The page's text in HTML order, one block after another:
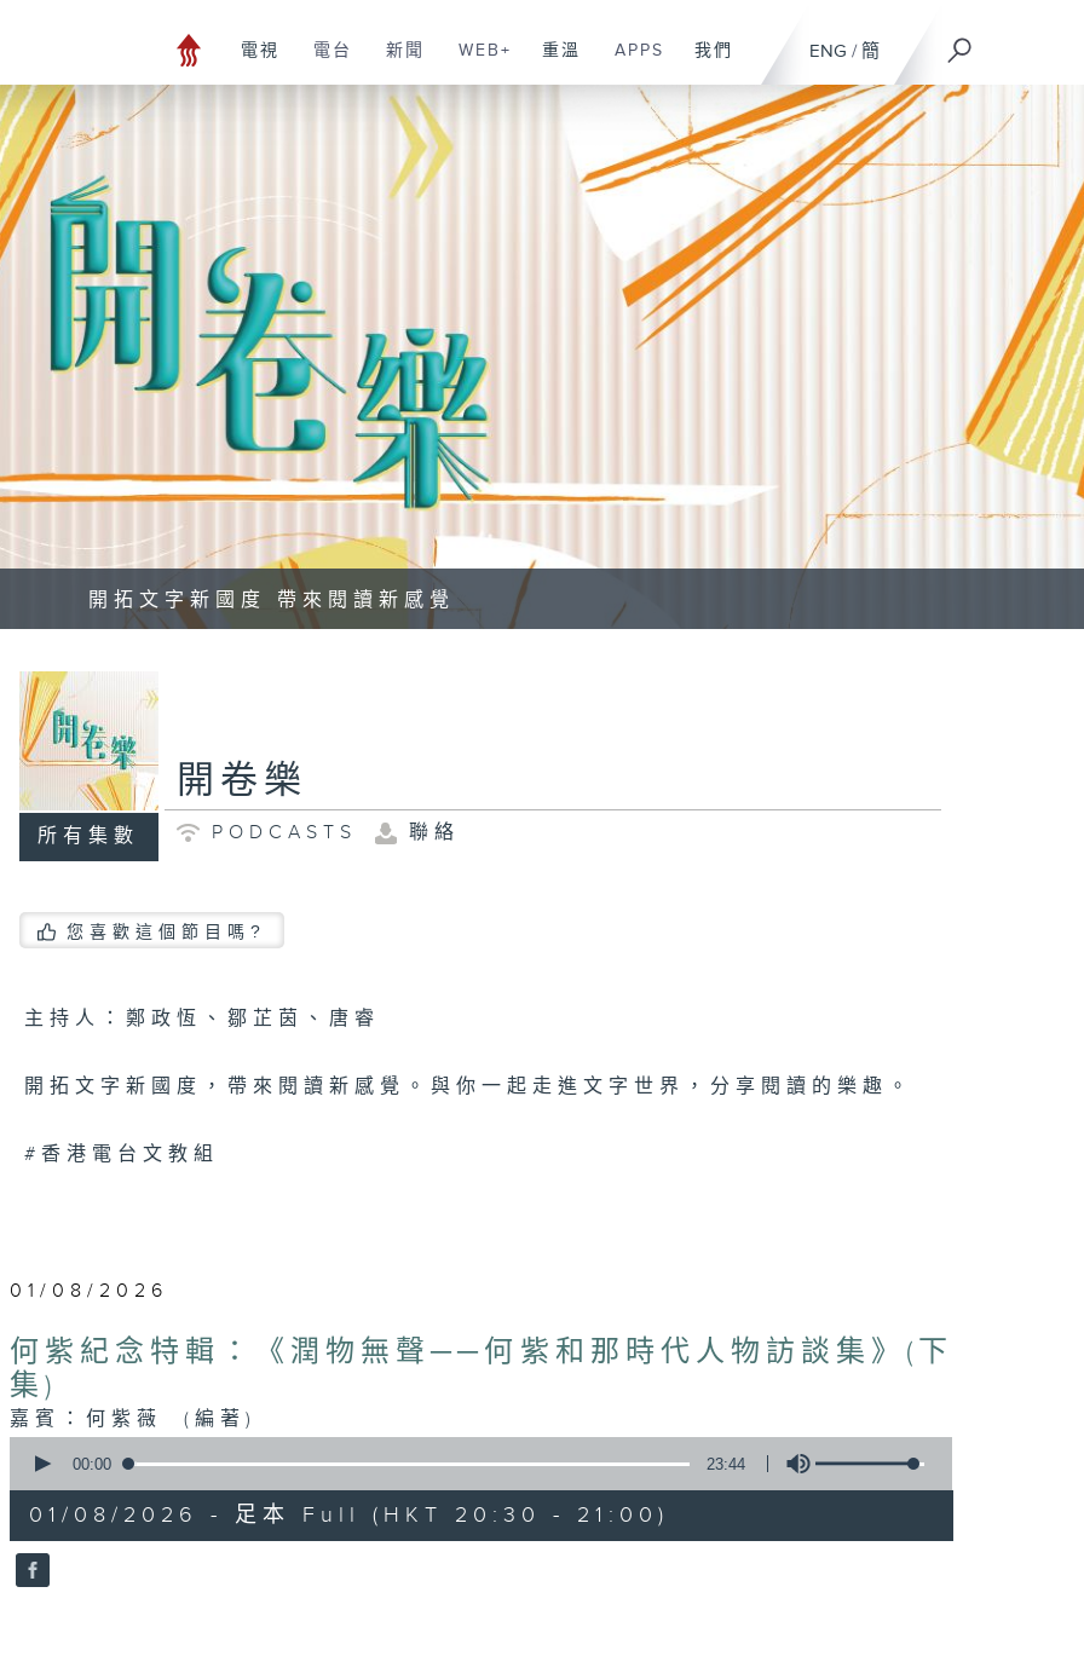
ENG / 簡
電視 電台 新聞 WEB+ 重溫 APPS 我們
開拓文字新國度 帶來閱讀新感覺
所有集數
開卷樂
PODCASTS 聯絡
您喜歡這個節目嗎?
主持人：鄭政恆、鄒芷茵、唐睿
開拓文字新國度，帶來閱讀新感覺。與你一起走進文字世界，分享閱讀的樂趣。
#香港電台文教組
01/08/2026
何紫紀念特輯：《潤物無聲──何紫和那時代人物訪談集》(下
集)
嘉賓：何紫薇 (編著)
seconds
23
minutes,
44
seconds
90%
00:00 23:44
01/08/2026 - 足本 Full (HKT 20:30 - 21:00)